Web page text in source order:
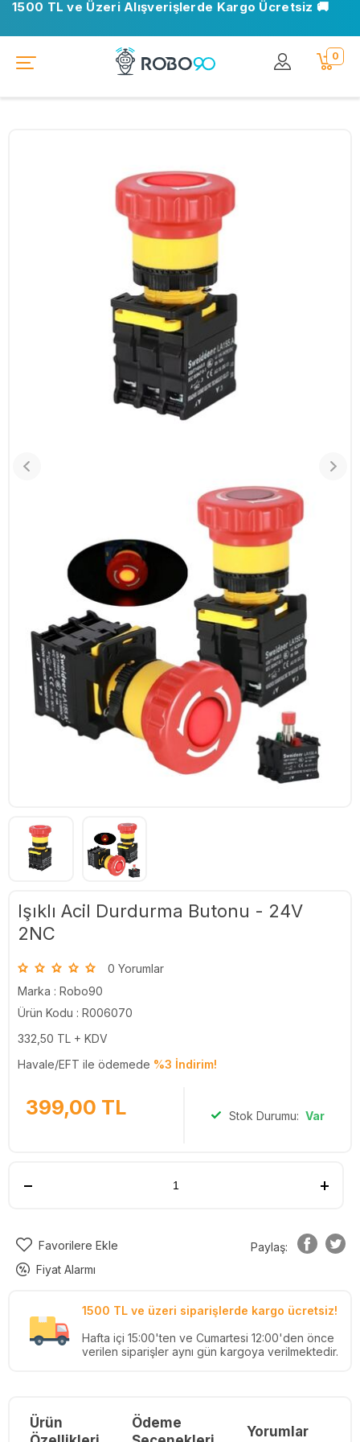
1500 TL ve Üzeri Alışverişlerde Kargo Ücretsiz 🚚
0
Işıklı Acil Durdurma Butonu - 24V
2NC
0 Yorumlar
Marka : Robo90
Ürün Kodu : R006070
332,50 TL + KDV
Havale/EFT ile ödemede %3 İndirim!
399,00 TL Stok Durumu: Var
Favorilere Ekle
Fiyat Alarmı
Paylaş:
1500 TL ve üzeri siparişlerde kargo ücretsiz!
Hafta içi 15:00'ten ve Cumartesi 12:00'den önce
verilen siparişler aynı gün kargoya verilmektedir.
Ürün
Ödeme
Yorumlar